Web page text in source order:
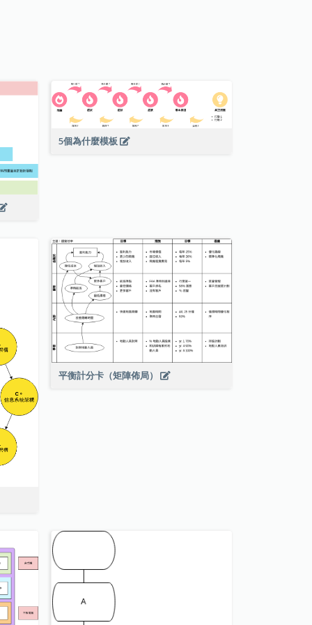
5個為什麼模板
平衡計分卡（矩陣佈局）